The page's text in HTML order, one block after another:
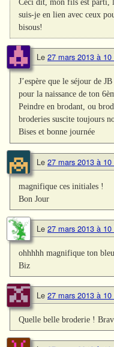
Ceci dit, mon fils est
suis-je en lien avec
bisous!
Le 27 mars 2013 à
J’espère que le séjour de
pour la naissance de ton
Peindre en brodant, ou
broderies suscite toujours
Bises et bonne journée
Le 27 mars 2013 à
magnifique ces initiales !
Bon Jour
Le 27 mars 2013 à
ohhhhh magnifique ton
Biz
Le 27 mars 2013 à
Quelle belle broderie !